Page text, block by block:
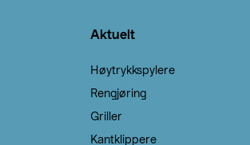
Aktuelt
Høytrykkspylere
Rengjøring
Griller
Kantklippere